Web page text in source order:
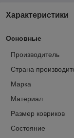
Характеристики
Основные
Производитель
Страна
Марка
Материал
Размер ковриков
Состояние